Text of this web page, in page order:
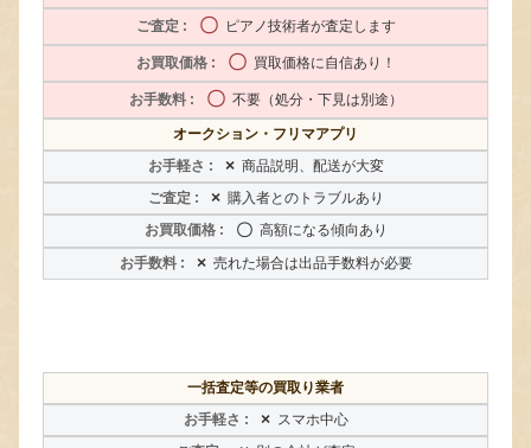
〇 ピアノ技術者が査定します
〇 買取価格に自信あり！
〇 不要（処分・下見は別途）
オークション・フリマアプリ
× 商品説明、配送が大変
× 購入者とのトラブルあり
〇 高額になる傾向あり
× 売れた場合は出品手数料が必要
一括査定等の買取り業者
× スマホ中心